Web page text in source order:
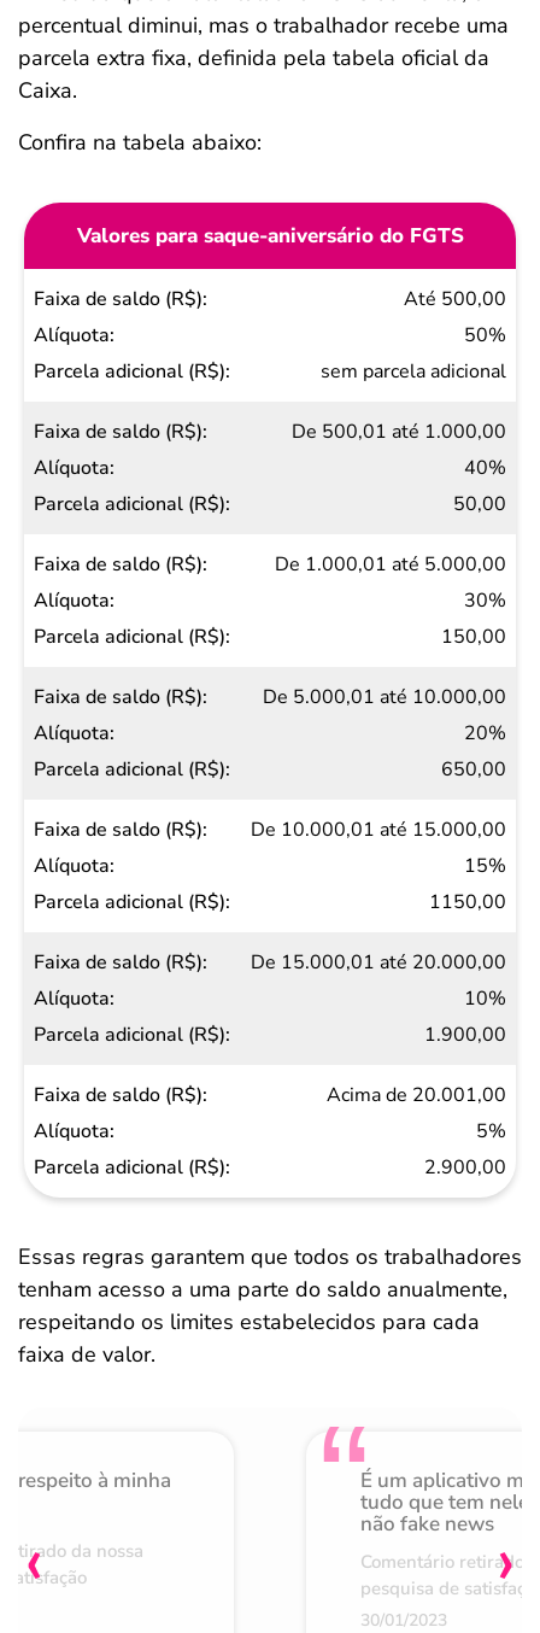
percentual diminui, mas o trabalhador recebe uma
parcela extra fixa, definida pela tabela oficial da
Caixa.
Confira na tabela abaixo:
Valores para saque-aniversário do FGTS
Faixa
de
saldo
Alíquota
Parcela
adicional
(R$)
Até 500,00
50%
sem parcela adicional
De 500,01 até 1.000,00
40%
50,00
De 1.000,01 até 5.000,00
30%
150,00
De 5.000,01 até 10.000,00
20%
650,00
De 10.000,01 até 15.000,00
15%
1150,00
De 15.000,01 até 20.000,00
10%
1.900,00
Acima de 20.001,00
5%
2.900,00
Essas regras garantem que todos os trabalhadores
tenham acesso a uma parte do saldo anualmente,
respeitando os limites estabelecidos para cada
faixa de valor.
respeito à minha
da nossa
É um aplicativo
tudo que tem nele
não fake news
Comentário retirado
pesquisa de
30/01/2023
‹ ›